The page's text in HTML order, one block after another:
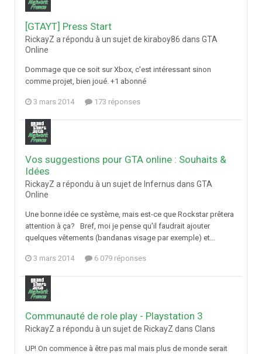
[GTAYT] Press Start
RickayZ a répondu à un sujet de kiraboy86 dans GTA
Online
Dommage que ce soit sur Xbox, c'est intéressant sinon
comme projet, bien joué. +1 abonné
3 mars 2014 173 réponses
Vos suggestions pour GTA online : Souhaits &
Idées
RickayZ a répondu à un sujet de Infernus dans GTA
Online
Une bonne idée ce système, mais est-ce que Rockstar prêtera
attention à ça? Bref, moi je pense qu'il faudrait ajouter
quelques vêtements (bandanas visage par exemple) et...
3 mars 2014 6 079 réponses
Communauté de role play - Playstation 3
RickayZ a répondu à un sujet de RickayZ dans Clans
UP! On commence à être pas mal mais plus de monde serait